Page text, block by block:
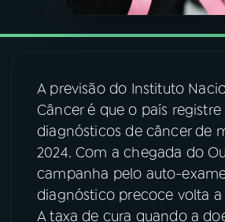
VIDEOCASTS
08FESTIVAL DE MÚSICA
ACOMPANHE A RÁDIO NACIONAL
YouTube
A previsão do Instituto
Câncer é que o país
diagnósticos de câncer de
2024. Com a chegada do
campanha pelo auto-
diagnóstico precoce volta a
A taxa de cura quando a